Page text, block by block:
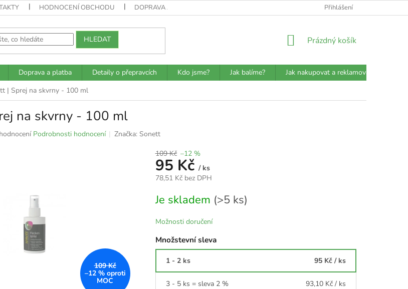
HODNOCENÍ OBCHODU DOPRAVA A PLATBA JAK BALÍME?
Přihlášení
HLEDAT
NÁKUPNÍ
Prázdný košík
Doprava a platba Detaily o přepravcích Kdo jsme? Jak balíme? Jak nakupovat a reklamovat?
| Sprej na skvrny - 100 ml
na skvrny - 100 ml
Podrobnosti hodnocení Značka: Sonett
109 Kč
–12 %
109 Kč –12 %
95 Kč / ks
78,51 Kč bez DPH
cena:
Je skladem (>5 ks)
Možnosti doručení
Množstevní sleva
1 - 2 ks 95 Kč / ks
3 - 5 ks = sleva 2 % 93,10 Kč / ks